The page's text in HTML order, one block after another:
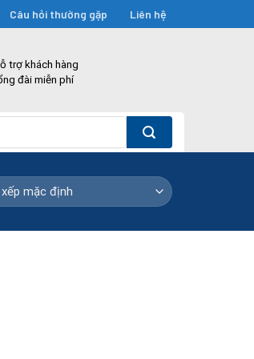
Câu hỏi thường gặp Liên hệ
trợ khách hàng
đài miễn phí